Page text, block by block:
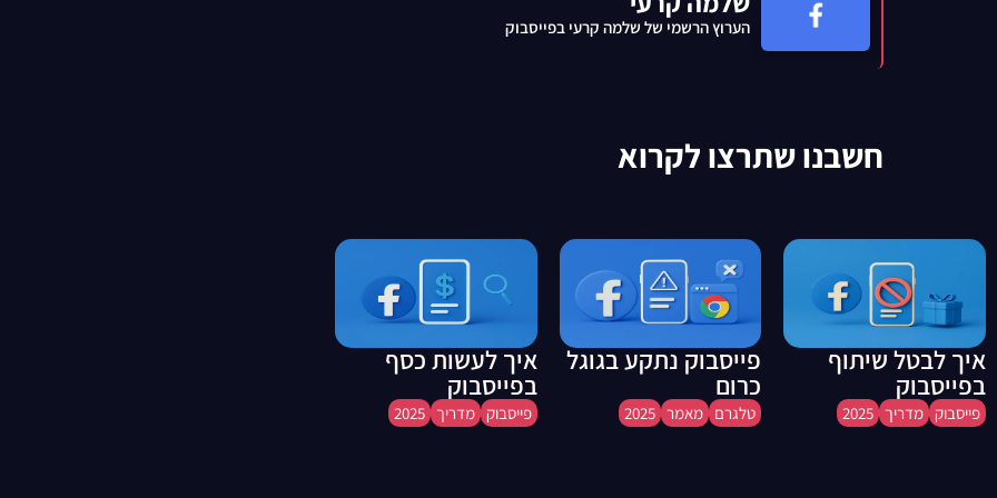
הערוץ הרשמי של שלמה קרעי בפייסבוק
חשבנו שתרצו לקרוא
איך לבטל שיתוף
בפייסבוק
פייסבוק מדריך 2025
פייסבוק נתקע בגוגל
כרום
טלגרם מאמר 2025
איך לעשות כסף
בפייסבוק
פייסבוק מדריך 2025